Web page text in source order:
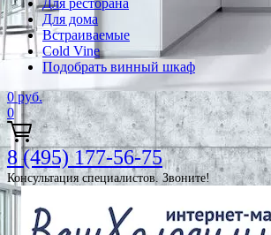
Для ресторана
Для дома
Встраиваемые
Cold Vine
Подобрать винный шкаф
0 руб.
0
8 (495) 177-56-75
Консультация специалистов. Звоните!